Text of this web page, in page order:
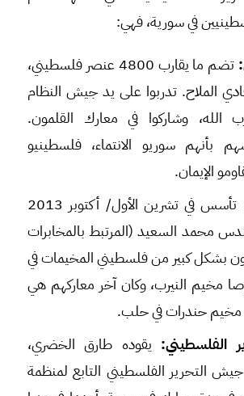
في سورية، فهي:
تضم ما يقارب 4800 عنصر فلسطيني،
الملاح. تدربوا على يد جيش النظام
الله، وشاركوا في معارك القلمون.
بأنهم سوريو الانتماء، فلسطينيو
الإيمان.
تأسس في تشرين الأول/ أكتوبر 2013
محمد السعيد (المرتبط بالمخابرات
بشكل كبير من فلسطيني المخيمات في
مخيم النيرب، وكان آخر معاركهم هي
مخيم حندرات في حلب.
الفلسطيني: يقوده طارق الخضري،
التحرير الفلسطيني التابع لمنظمة